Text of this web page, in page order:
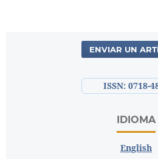
ENVIAR UN
ISSN: 0718-
IDIOMA
English